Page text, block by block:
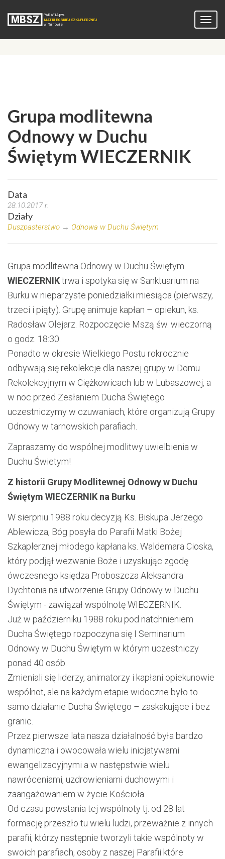
Grupa modlitewna
Odnowy w Duchu
Świętym WIECZERNIK
Data
28.10.2017 r.
Działy
Duszpasterstwo → Odnowa w Duchu Świętym
Grupa modlitewna Odnowy w Duchu Świętym
WIECZERNIKtrwa i spotyka się w Sanktuarium na
Burku w nieparzyste poniedziałki miesiąca (pierwszy,
trzeci i piąty). Grupę animuje kapłan – opiekun, ks.
Radosław Olejarz. Rozpoczęcie Mszą św. wieczorną
o godz. 18:30.
Ponadto w okresie Wielkiego Postu rokrocznie
odbywają się rekolekcje dla naszej grupy w Domu
Rekolekcyjnym w Ciężkowicach lub w Lubaszowej, a
w noc przed Zesłaniem Ducha Świętego
uczestniczymy w czuwaniach, które organizują Grupy
Odnowy w tarnowskich parafiach.
Zapraszamy do wspólnej modlitwy uwielbienia w
Duchu Świetym!
Z historii Grupy Modlitewnej Odnowy w Duchu
Świętym WIECZERNIK na Burku
W sierpniu 1988 roku decyzją Ks. Biskupa Jerzego
Ablewicza, Bóg posyła do Parafii Matki Bożej
Szkaplerznej młodego kapłana ks. Waldemara Cioska,
który podjął wezwanie Boże i uzyskując zgodę
ówczesnego księdza Proboszcza Aleksandra
Dychtonia na utworzenie Grupy Odnowy w Duchu
Świętym - zawiązał wspólnotę WIECZERNIK.
Już w październiku 1988 roku pod natchnieniem
Ducha Świętego rozpoczyna się I Seminarium
Odnowy w Duchu Świętym w którym uczestniczy
ponad 40 osób.
Zmieniali się liderzy, animatorzy i kapłani opiekunowie
wspólnot, ale na każdym etapie widoczne było to
samo działanie Ducha Świętego – zaskakujące i bez
granic.
Przez pierwsze lata nasza działalność była bardzo
dynamiczna i owocowała wielu inicjatywami
ewangelizacyjnymi a w następstwie wielu
nawróceniami, uzdrowieniami duchowymi i
zaangażowaniem w życie Kościoła.
Od czasu powstania tej wspólnoty tj. od 28 lat
formację przeszło tu wielu ludzi, przeważnie z innych
parafii, którzy następnie tworzyli takie wspólnoty w
swoich parafiach, osoby z naszej Parafii które